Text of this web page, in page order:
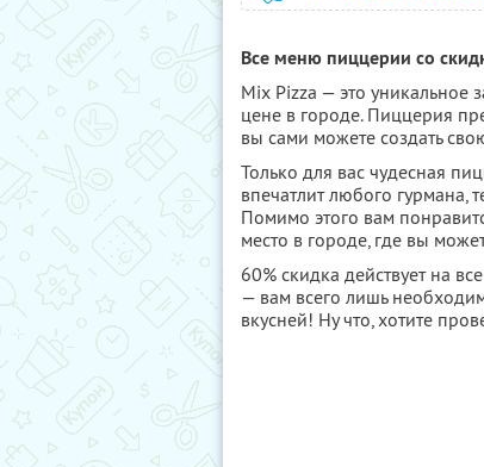
Все меню пиццерии со
Mix Pizza — это уникальное
цене в городе. Пиццерия
вы сами можете создать
Только для вас чудесная
впечатлит любого гурмана,
Помимо этого вам
место в городе, где вы
60% скидка действует на
— вам всего лишь
вкусней! Ну что, хотите